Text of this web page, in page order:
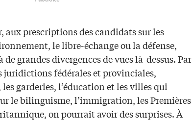
aux prescriptions des candidats sur les
le libre-échange ou la défense,
de grandes divergences de vues là-dessus. Par
juridictions fédérales et provinciales,
garderies, l’éducation et les villes qui
le bilinguisme, l’immigration, les Premières
on pourrait avoir des surprises. À